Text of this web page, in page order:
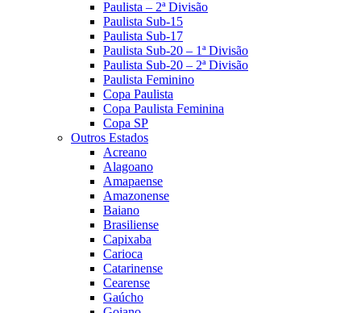
Paulista – 2ª Divisão
Paulista Sub-15
Paulista Sub-17
Paulista Sub-20 – 1ª Divisão
Paulista Sub-20 – 2ª Divisão
Paulista Feminino
Copa Paulista
Copa Paulista Feminina
Copa SP
Outros Estados
Acreano
Alagoano
Amapaense
Amazonense
Baiano
Brasiliense
Capixaba
Carioca
Catarinense
Cearense
Gaúcho